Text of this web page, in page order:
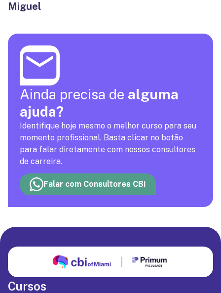
Miguel
Ainda precisa de alguma
ajuda?
Identifique hoje mesmo o melhor curso para seu
momento profissional. Basta clicar no botão
para falar diretamente com nossos consultores
de carreira.
Falar com Consultores CBI
Cursos